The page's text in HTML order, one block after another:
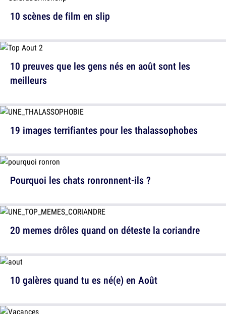
10 preuves que les gens nés en août sont les
meilleurs
Pourquoi les chats ronronnent-ils ?
10 galères quand tu es né(e) en Août
10 scènes de film en slip
19 images terrifiantes pour les thalassophobes
20 memes drôles quand on déteste la coriandre